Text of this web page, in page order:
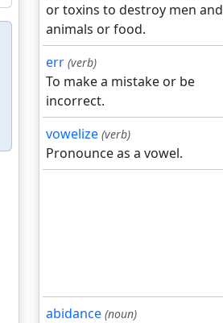
or toxins to destroy men and
animals or food.
err (verb)
To make a mistake or be
incorrect.
vowelize (verb)
Pronounce as a vowel.
abidance (noun)